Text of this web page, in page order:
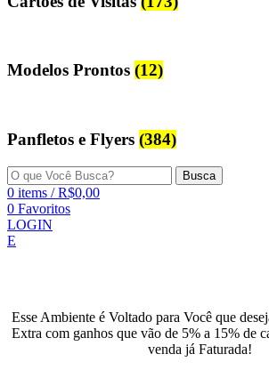
Modelos Prontos (12)
Panfletos e Flyers (384)
Busca
0 items / R$0,00
0 Favoritos
LOGIN
E
Esse Ambiente é Voltado para Você que
Extra com ganhos que vão de 5% a 15% de
venda já Faturada!